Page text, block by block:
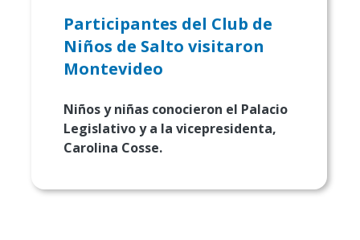
Participantes del Club de
Niños de Salto visitaron
Montevideo
Niños y niñas conocieron el Palacio
Legislativo y a la vicepresidenta,
Carolina Cosse.